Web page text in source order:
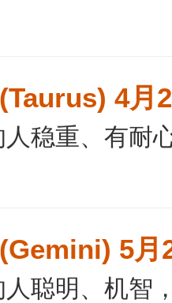
4月
稳重、有耐
5月
聪明、机智